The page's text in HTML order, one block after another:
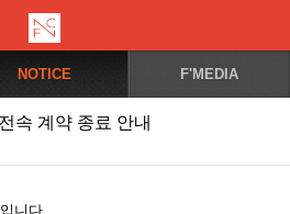
NOTICE F'MEDIA
속 계약 종료 안내
니다.